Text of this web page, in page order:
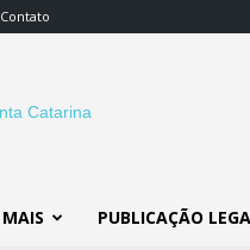
Contato
MAIS PUBLICAÇÃO